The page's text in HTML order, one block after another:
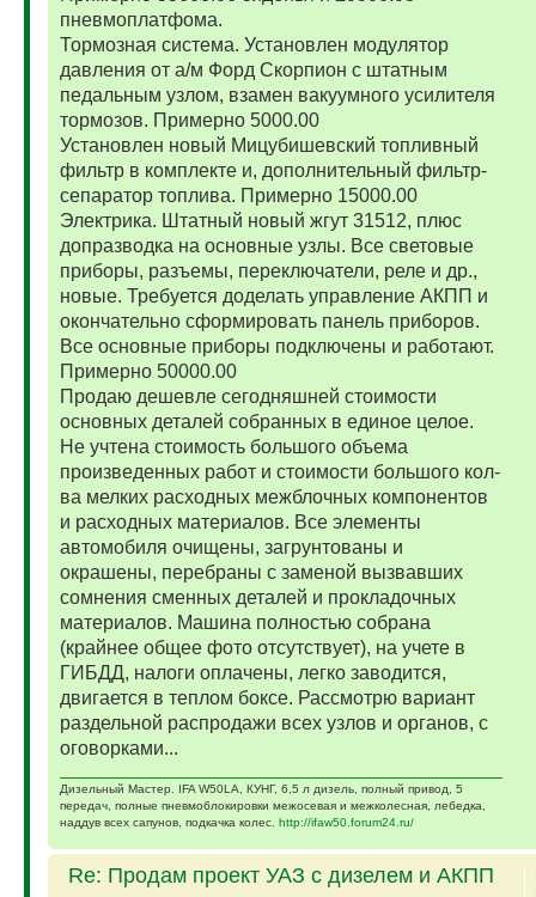
пневмоплатфома.
Тормозная система. Установлен модулятор
давления от а/м Форд Скорпион с штатным
педальным узлом, взамен вакуумного усилителя
тормозов. Примерно 5000.00
Установлен новый Мицубишевский топливный
фильтр в комплекте и, дополнительный фильтр-
сепаратор топлива. Примерно 15000.00
Электрика. Штатный новый жгут 31512, плюс
допразводка на основные узлы. Все световые
приборы, разъемы, переключатели, реле и др.,
новые. Требуется доделать управление АКПП и
окончательно сформировать панель приборов.
Все основные приборы подключены и работают.
Примерно 50000.00
Продаю дешевле сегодняшней стоимости
основных деталей собранных в единое целое.
Не учтена стоимость большого объема
произведенных работ и стоимости большого кол-
ва мелких расходных межблочных компонентов
и расходных материалов. Все элементы
автомобиля очищены, загрунтованы и
окрашены, перебраны с заменой вызвавших
сомнения сменных деталей и прокладочных
материалов. Машина полностью собрана
(крайнее общее фото отсутствует), на учете в
ГИБДД, налоги оплачены, легко заводится,
двигается в теплом боксе. Рассмотрю вариант
раздельной распродажи всех узлов и органов, с
оговорками...
Дизельный Мастер. IFA W50LA, КУНГ, 6,5 л дизель, полный привод, 5
передач, полные пневмоблокировки межосевая и межколесная, лебедка,
наддув всех сапунов, подкачка колес. http://ifaw50.forum24.ru/
Re: Продам проект УАЗ с дизелем и АКПП